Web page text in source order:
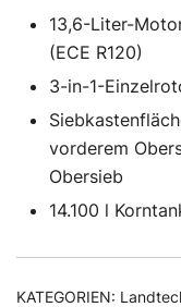
13,6-Liter-
(ECE R120)
3-in-1-
vorderem
Obersieb
14.100 l
KATEGORIEN: